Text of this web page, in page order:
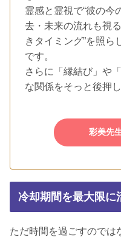
霊感と霊視で“彼の今
去・未来の流れも視
きタイミング”を照ら
です。
さらに「縁結び」や
な関係をそっと後押
彩美先
冷却期間を最大限に
ただ時間を過ごすのでは